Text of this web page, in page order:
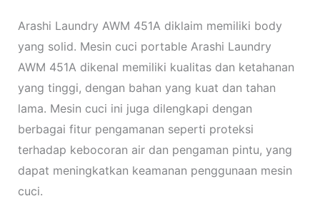
Arashi Laundry AWM 451A diklaim memiliki body
yang solid. Mesin cuci portable Arashi Laundry
AWM 451A dikenal memiliki kualitas dan ketahanan
yang tinggi, dengan bahan yang kuat dan tahan
lama. Mesin cuci ini juga dilengkapi dengan
berbagai fitur pengamanan seperti proteksi
terhadap kebocoran air dan pengaman pintu, yang
dapat meningkatkan keamanan penggunaan mesin
cuci.